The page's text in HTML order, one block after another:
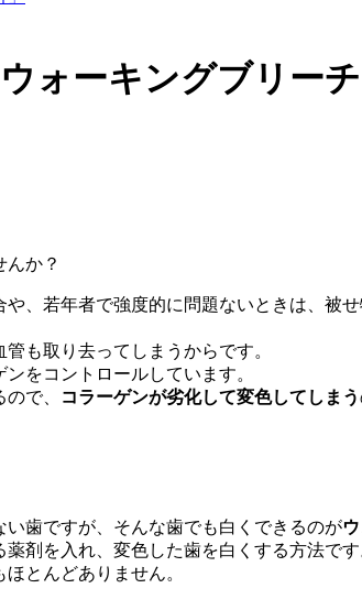
ォーキングブリー
か？
、若年者で強度的に問題ないときは、被
も取り去ってしまうからです。
をコントロールしています。
で、
コラーゲンが劣化して変色してしまう
歯ですが、そんな歯でも白くできるのが
剤を入れ、変色した歯を白くする方法です
とんどありません。